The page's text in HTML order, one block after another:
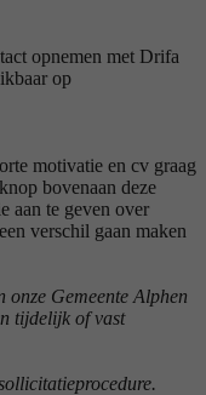
opnemen met Drifa
op
motivatie en cv graag
bovenaan deze
aan te geven over
verschil gaan maken
onze Gemeente Alphen
tijdelijk of vast